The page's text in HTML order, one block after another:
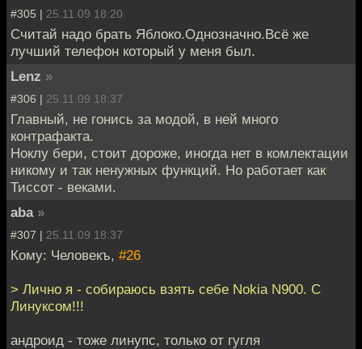
#305 | 25.11.09 18:20
Считай надо брать Яблоко.Однозначно.Всё же
лучший телефон который у меня был.
Lenz »
#306 | 25.11.09 18:37
Главный, не гонись за модой, в ней много
контрафакта.
Ноклу бери, стоит дороже, иногда нет в комлектации
никому и так ненужных функций. Но работает как
Тиссот - веками.
aba »
#307 | 25.11.09 18:37
Кому: Человекъ, #26
> Лично я - собираюсь взять себе Nokia N900. С
Линуксом!!!
андроид - тоже линупс, только от гугля